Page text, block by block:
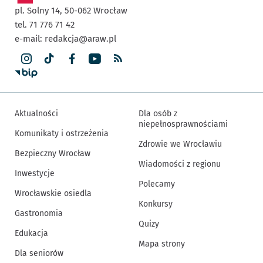
pl. Solny 14, 50-062 Wrocław
tel. 71 776 71 42
e-mail: redakcja@araw.pl
Aktualności
Komunikaty i ostrzeżenia
Bezpieczny Wrocław
Inwestycje
Wrocławskie osiedla
Gastronomia
Edukacja
Dla seniorów
Dla osób z
niepełnosprawnościami
Zdrowie we Wrocławiu
Wiadomości z regionu
Polecamy
Konkursy
Quizy
Mapa strony